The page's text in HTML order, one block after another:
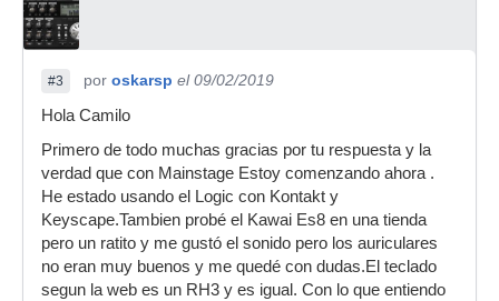
#3 por oskarsp el 09/02/2019
Hola Camilo
Primero de todo muchas gracias por tu respuesta y la
verdad que con Mainstage Estoy comenzando ahora .
He estado usando el Logic con Kontakt y
Keyscape.Tambien probé el Kawai Es8 en una tienda
pero un ratito y me gustó el sonido pero los auriculares
no eran muy buenos y me quedé con dudas.El teclado
segun la web es un RH3 y es igual. Con lo que entiendo